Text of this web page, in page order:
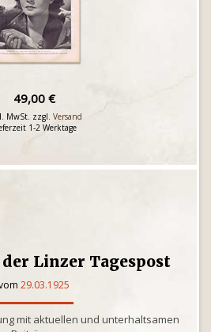
49,00 €
MwSt. zzgl. Versand
1-2 Werktage
Linzer Tagespost
29.03.1925
mit aktuellen und unterhaltsamen